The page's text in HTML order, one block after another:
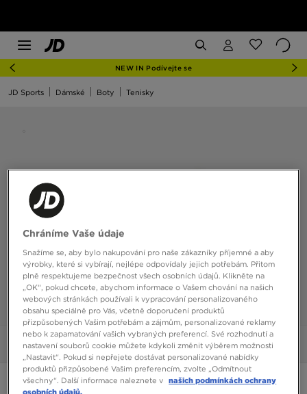
NEW IN Podívejte se
JD Sports Dámské Boty Tenisky
Obrázky 360°
ADIDAS CAMPUS 00S W
Chráníme Vaše údaje
Snažíme se, aby bylo nakupování pro naše zákazníky příjemné a aby
výrobky, které si vybírají, nejlépe odpovídaly jejich potřebám. Přitom
plně respektujeme bezpečnost všech osobních údajů. Klikněte na
„OK“, pokud chcete, abychom informace o Vašem chování na našich
webových stránkách používali k vypracování personalizovaného
obsahu speciálně pro Vás, včetně doporučení produktů
přizpůsobených Vašim potřebám a zájmům, personalizované reklamy
nebo k zapamatování vašich vybraných preferencí. Své rozhodnutí a
nastavení souborů cookie můžete kdykoli změnit výběrem možnosti
„Nastavit“. Pokud si nepřejete dostávat personalizované nabídky
produktů přizpůsobené Vašim preferencím, zvolte „Odmítnout
všechny“. Další informace naleznete v našich podmínkách ochrany